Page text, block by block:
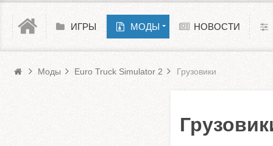
Моды Euro Truck Simulator 2
ИГРЫ МОДЫ
Melon Playground
Barotrauma НОВОСТИ
Моды Euro Truck Simulator 2 Грузовики